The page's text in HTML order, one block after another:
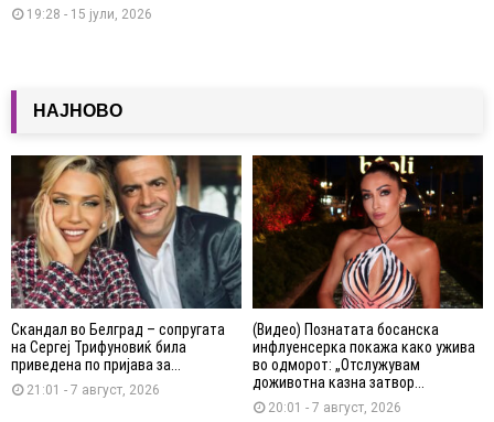
19:28 - 15 јули, 2026
НАЈНОВО
Скандал во Белград – сопругата
на Сергеј Трифуновиќ била
приведена по пријава за...
21:01 - 7 август, 2026
(Видео) Познатата босанска
инфлуенсерка покажа како ужива
во одморот: „Отслужувам
доживотна казна затвор...
20:01 - 7 август, 2026